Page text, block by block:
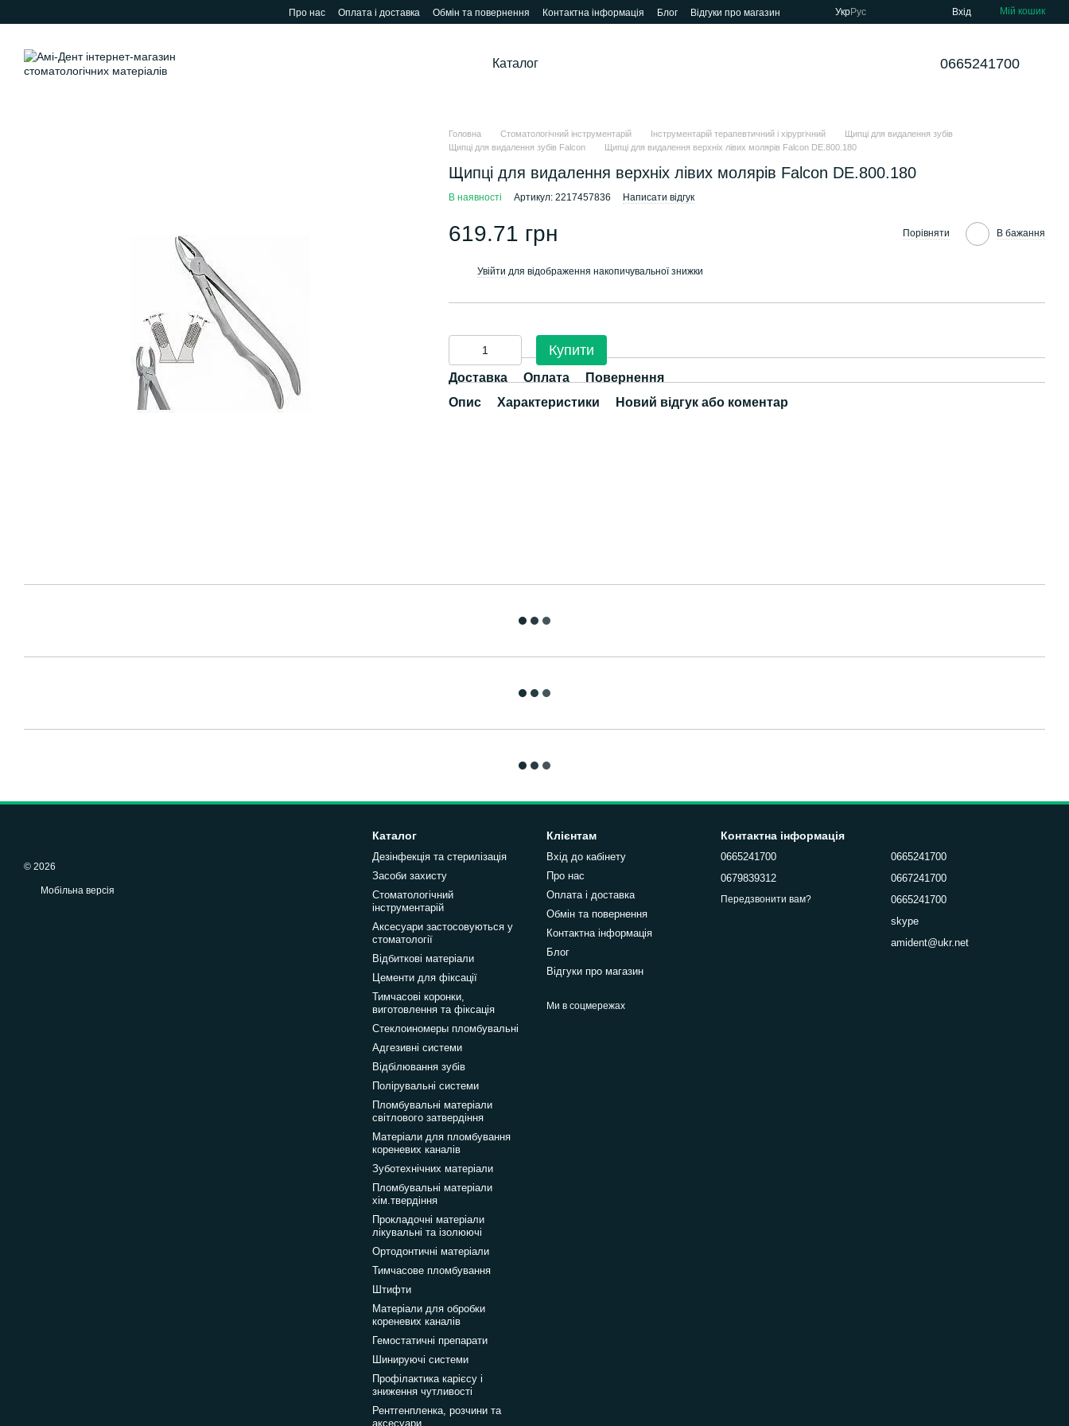
Про нас Оплата і доставка Обмін та повернення Контактна інформація Блог Відгуки про магазин УкрРус Вхід Мій кошик
Каталог 0665241700
Головна Стоматологічний інструментарій Інструментарій терапевтичний і хірургічний
Щипці для видалення зубів
Щипці для видалення зубів Falcon
Щипці для видалення верхніх лівих молярів Falcon DE.800.180
Щипці для видалення верхніх лівих молярів Falcon DE.800.180
В наявності Артикул: 2217457836 Написати відгук
619.71 грн Порівняти В бажання
Увійти для відображення накопичувальної знижки
Купити
Доставка Оплата
Повернення
Опис
Характеристики Новий відгук або коментар
© 2026
Мобільна версія
Каталог
Дезінфекція та стерилізація
Засоби захисту
Стоматологічний
інструментарій
Аксесуари застосовуються у
стоматології
Відбиткові матеріали
Цементи для фіксації
Тимчасові коронки,
виготовлення та фіксація
Стеклоиномеры пломбувальні
Адгезивні системи
Відбілювання зубів
Полірувальні системи
Пломбувальні матеріали
світлового затвердіння
Матеріали для пломбування
кореневих каналів
Зуботехнічних матеріали
Пломбувальні матеріали
хім.твердіння
Прокладочні матеріали
лікувальні та ізолюючі
Ортодонтичні матеріали
Тимчасове пломбування
Штифти
Матеріали для обробки
кореневих каналів
Гемостатичні препарати
Шинируючі системи
Профілактика карієсу і
зниження чутливості
Рентгенпленка, розчини та
аксесуари
Клієнтам
Вхід до кабінету
Про нас
Оплата і доставка
Обмін та повернення
Контактна інформація
Блог
Відгуки про магазин
Ми в соцмережах
Контактна інформація
0665241700
0679839312
Передзвонити вам?
0665241700
0667241700
0665241700
skype
amident@ukr.net